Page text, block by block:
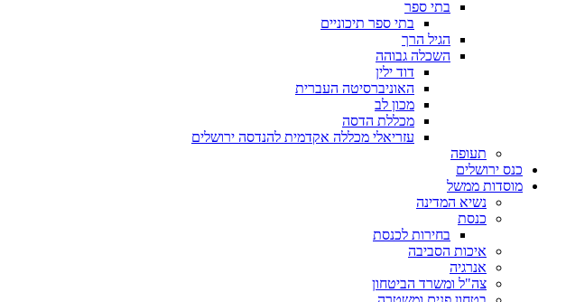
בתי ספר
בתי ספר תיכוניים
הגיל הרך
השכלה גבוהה
דוד ילין
האוניברסיטה העברית
מכון לב
מכללת הדסה
עזריאלי מכללה אקדמית להנדסה ירושלים
תעופה
כנס ירושלים
מוסדות ממשל
נשיא המדינה
כנסת
בחירות לכנסת
איכות הסביבה
אנרגיה
צה"ל ומשרד הביטחון